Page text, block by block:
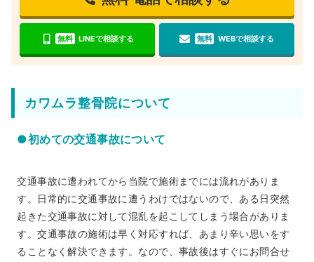
無料 LINEで相談する 無料 WEBで相談する
カワムラ整骨院について
●初めての交通事故について
交通事故に遭われてから当院で施術までには流れがありま
す。日常的に交通事故に遭うわけではないので、ある日突然
起きた交通事故に対して混乱を起こしてしまう場合がありま
す。交通事故の施術は早く対応すれば、あまり辛い思いをす
ることなく解決できます。なので、事故後はすぐにお問合せ